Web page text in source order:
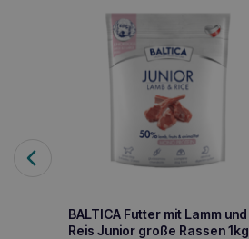
BALTICA Futter mit Lamm und
Reis Junior große Rassen 1kg